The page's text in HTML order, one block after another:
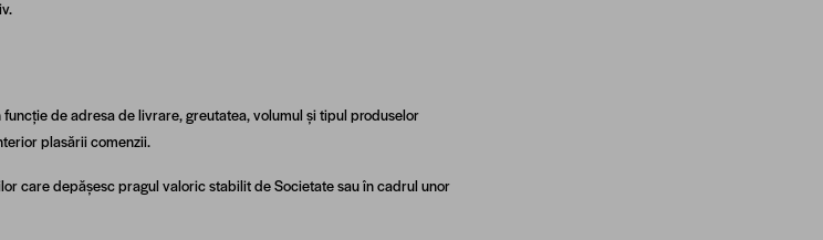
de adresa de livrare, greutatea, volumul și tipul produselor
plasării comenzii.
care depășesc pragul valoric stabilit de Societate sau în cadrul unor